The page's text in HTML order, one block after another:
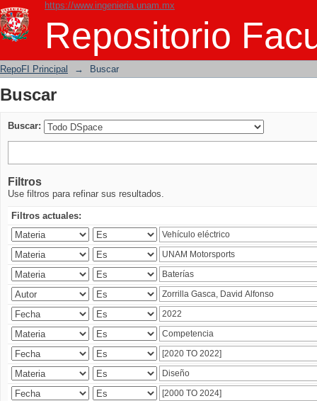
https://www.ingenieria.unam.mx
Repositorio
Buscar
RepoFI Principal → Buscar
Buscar
Buscar:
Filtros
Use filtros para refinar sus resultados.
Filtros actuales: